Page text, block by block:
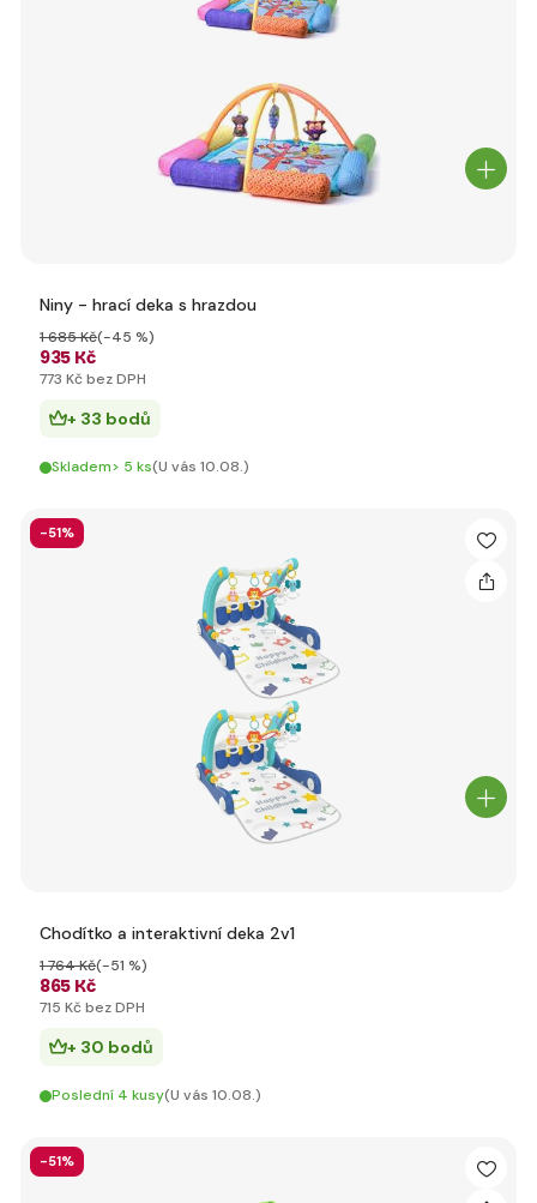
Niny - hrací deka s hrazdou
935 Kč
1 685 Kč(-45 %)
773 Kč bez DPH
+ 33 bodů
Skladem> 5 ks(U vás 10.08.)
-51%
Chodítko a interaktivní deka 2v1
865 Kč
1 764 Kč(-51 %)
715 Kč bez DPH
+ 30 bodů
Poslední 4 kusy(U vás 10.08.)
-51%